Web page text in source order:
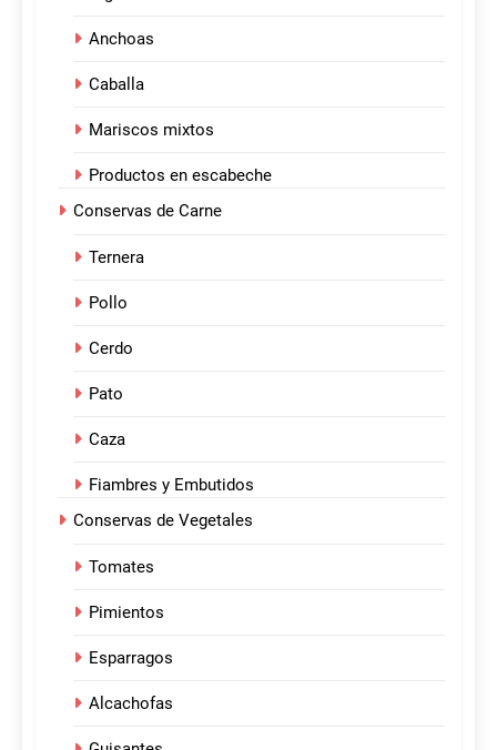
Anchoas
Caballa
Mariscos mixtos
Productos en escabeche
Conservas de Carne
Ternera
Pollo
Cerdo
Pato
Caza
Fiambres y Embutidos
Conservas de Vegetales
Tomates
Pimientos
Esparragos
Alcachofas